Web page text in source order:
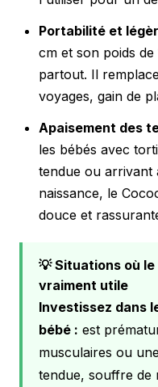
Portabilité et
cm et son poids
partout. Il
voyages, gain de
Apaisement des
les bébés avec
tendue ou arrivant
naissance, le
douce et
💡 Situations où
vraiment utile
Investissez dans
bébé : est
musculaires ou
tendue, souffre de